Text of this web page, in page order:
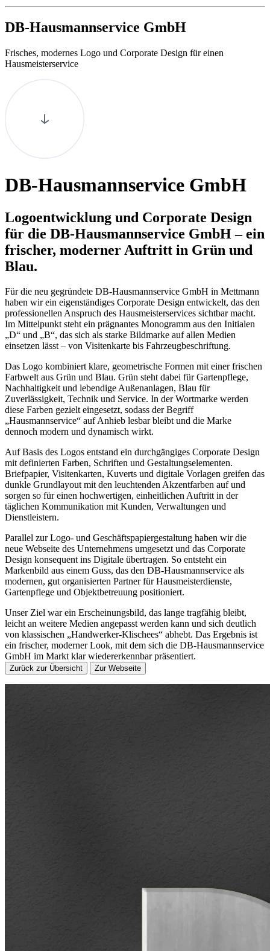
DB-Hausmannservice GmbH
Frisches, modernes Logo und Corporate Design für einen
Hausmeisterservice
DB-Hausmannservice GmbH
Logoentwicklung und Corporate Design
für die DB-Hausmannservice GmbH – ein
frischer, moderner Auftritt in Grün und
Blau.
Für die neu gegründete DB-Hausmannservice GmbH in Mettmann
haben wir ein eigenständiges Corporate Design entwickelt, das den
professionellen Anspruch des Hausmeisterservices sichtbar macht.
Im Mittelpunkt steht ein prägnantes Monogramm aus den Initialen
„D“ und „B“, das sich als starke Bildmarke auf allen Medien
einsetzen lässt – von Visitenkarte bis Fahrzeugbeschriftung.
Das Logo kombiniert klare, geometrische Formen mit einer frischen
Farbwelt aus Grün und Blau. Grün steht dabei für Gartenpflege,
Nachhaltigkeit und lebendige Außenanlagen, Blau für
Zuverlässigkeit, Technik und Service. In der Wortmarke werden
diese Farben gezielt eingesetzt, sodass der Begriff
„Hausmannservice“ auf Anhieb lesbar bleibt und die Marke
dennoch modern und dynamisch wirkt.
Auf Basis des Logos entstand ein durchgängiges Corporate Design
mit definierten Farben, Schriften und Gestaltungselementen.
Briefpapier, Visitenkarten, Kuverts und digitale Vorlagen greifen das
dunkle Grundlayout mit den leuchtenden Akzentfarben auf und
sorgen so für einen hochwertigen, einheitlichen Auftritt in der
täglichen Kommunikation mit Kunden, Verwaltungen und
Dienstleistern.
Parallel zur Logo- und Geschäftspapiergestaltung haben wir die
neue Webseite des Unternehmens umgesetzt und das Corporate
Design konsequent ins Digitale übertragen. So entsteht ein
Markenbild aus einem Guss, das den DB-Hausmannservice als
modernen, gut organisierten Partner für Hausmeisterdienste,
Gartenpflege und Objektbetreuung positioniert.
Unser Ziel war ein Erscheinungsbild, das lange tragfähig bleibt,
leicht an weitere Medien angepasst werden kann und sich deutlich
von klassischen „Handwerker-Klischees“ abhebt. Das Ergebnis ist
ein frischer, moderner Look, mit dem sich die DB-Hausmannservice
GmbH im Markt klar wiedererkennbar präsentiert.
Zurück zur Übersicht Zur Webseite